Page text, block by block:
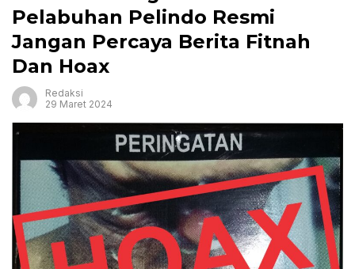
Pelabuhan Pelindo Resmi
Jangan Percaya Berita Fitnah
Dan Hoax
Redaksi
29 Maret 2024